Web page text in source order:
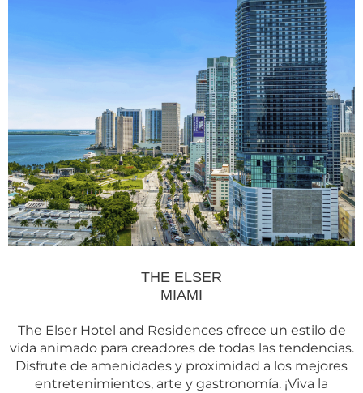
THE ELSER
MIAMI
The Elser Hotel and Residences ofrece un estilo de
vida animado para creadores de todas las tendencias.
Disfrute de amenidades y proximidad a los mejores
entretenimientos, arte y gastronomía. ¡Viva la